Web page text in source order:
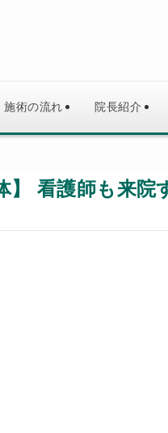
施術の流れ 院長紹介
看護師も来院